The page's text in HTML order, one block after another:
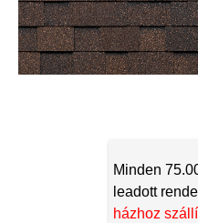
Minden
leadott
házhoz